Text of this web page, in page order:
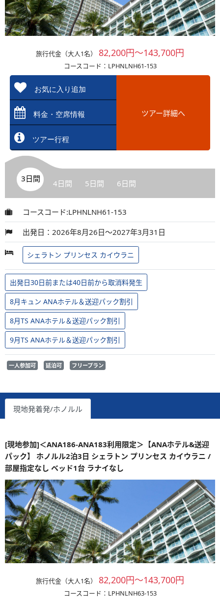
旅行代金（大人1名） 82,200円～143,700円
コースコード：LPHNLNH61-153
お気に入り追加
料金・空席情報
ツアー行程
ツアー詳細へ
3日間 4日間 5日間 6日間
コースコード:LPHNLNH61-153
出発日：2026年8月26日～2027年3月31日
シェラトン プリンセス カイウラニ
出発日30日前または40日前から取消料発生
8月キュン ANAホテル＆送迎パック割引
8月TS ANAホテル＆送迎パック割引
9月TS ANAホテル＆送迎パック割引
一人参加可 延泊可 フリープラン
現地発着発/ホノルル
[現地参加]＜ANA186-ANA183利用限定＞【ANAホテル&送迎
パック】 ホノルル2泊3日 シェラトン プリンセス カイウラニ /
部屋指定なし ベッド1台 ラナイなし
旅行代金（大人1名） 82,200円～143,700円
コースコード：LPHNLNH63-153